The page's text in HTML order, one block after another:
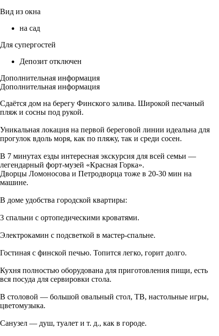
Вид из окна
на сад
Для супергостей
Депозит отключен
Дополнительная информация
Дополнительная информация
Сдаётся дом на берегу Финского залива. Широкой песчаный
пляж и сосны под рукой.
Уникальная локация на первой береговой линии идеальна для
прогулок вдоль моря, как по пляжу, так и среди сосен.
В 7 минутах езды интересная экскурсия для всей семьи —
легендарный форт-музей «Красная Горка».
Дворцы Ломоносова и Петродворца тоже в 20-30 мин на
машине.
В доме удобства городской квартиры:
3 спальни с ортопедическими кроватями.
Электрокамин с подсветкой в мастер-спальне.
Гостиная с финской печью. Топится легко, горит долго.
Кухня полностью оборудована для приготовления пищи, есть
вся посуда для сервировки стола.
В столовой — большой овальный стол, ТВ, настольные игры,
цветомузыка.
Санузел — душ, туалет и т. д., как в городе.